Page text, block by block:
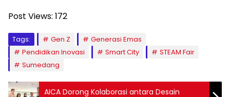
Post Views: 172
Tags: Gen Z
Generasi Emas
Pendidikan Inovasi
Smart City
STEAM Fair
Sumedang
AICA Dorong Kolaborasi antara Desain